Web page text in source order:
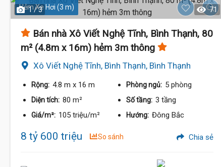
Hẻm Xe Hơi (3 m)
1 / 3 71
Bán nhà Xô Viết Nghệ Tĩnh, Bình Thạnh, 80
m² (4.8m x 16m) hẻm 3m thông
Xô Viết Nghệ Tĩnh, Bình Thạnh, Bình Thạnh
Rộng: 4.8 m x 16 m Phòng ngủ: 5 phòng
Diện tích: 80 m² Số tầng: 3 tầng
Giá/m²: 105 triệu/m² Hướng: Đông Bắc
8 tỷ 600 triệu So sánh Chia sẻ